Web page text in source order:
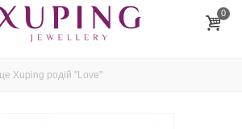
0
Xuping родій "Love"